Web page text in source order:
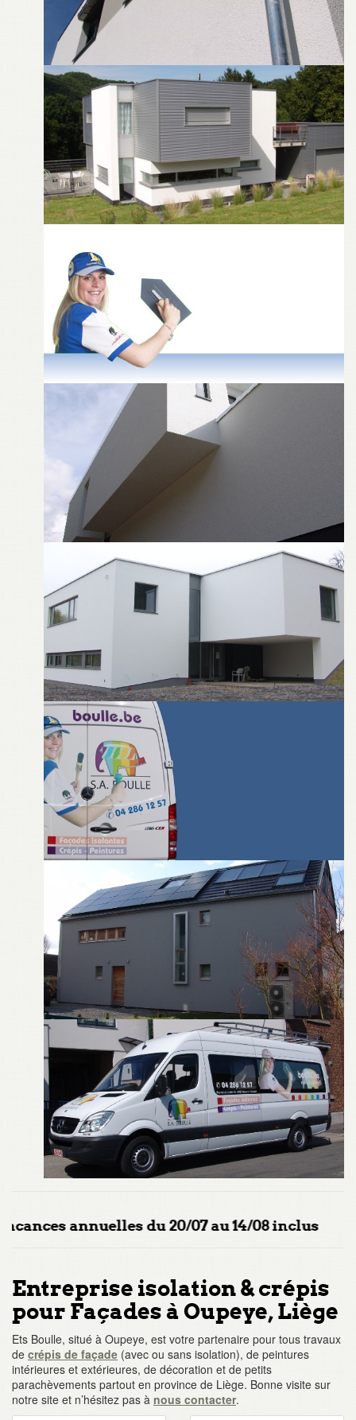
20/07 au 14/08 inclus
Entreprise isolation & crépis
pour Façades à Oupeye, Liège
Ets Boulle, situé à Oupeye, est votre partenaire pour tous travaux
de crépis de façade (avec ou sans isolation), de peintures
intérieures et extérieures, de décoration et de petits
parachèvements partout en province de Liège. Bonne visite sur
notre site et n’hésitez pas à nous contacter.